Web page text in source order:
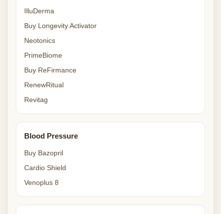
IlluDerma
Buy Longevity Activator
Neotonics
PrimeBiome
Buy ReFirmance
RenewRitual
Revitag
Blood Pressure
Buy Bazopril
Cardio Shield
Venoplus 8